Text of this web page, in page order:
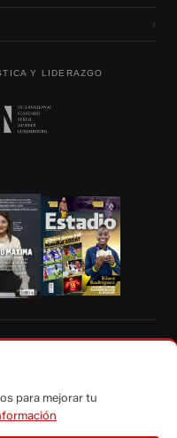
›
Y LIDERAZGO
de Vistazo.com.
para mejorar tu